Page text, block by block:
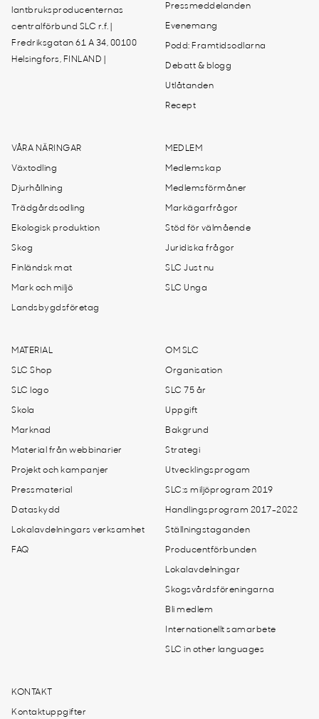
lantbruksproducenternas
centralförbund SLC r.f. |
Fredriksgatan 61 A 34, 00100
Helsingfors, FINLAND |
Pressmeddelanden
Evenemang
Podd: Framtidsodlarna
Debatt & blogg
Utlåtanden
Recept
VÅRA NÄRINGAR
Växtodling
Djurhållning
Trädgårdsodling
Ekologisk produktion
Skog
Finländsk mat
Mark och miljö
Landsbygdsföretag
MEDLEM
Medlemskap
Medlemsförmåner
Markägarfrågor
Stöd för välmående
Juridiska frågor
SLC Just nu
SLC Unga
MATERIAL
SLC Shop
SLC logo
Skola
Marknad
Material från webbinarier
Projekt och kampanjer
Pressmaterial
Dataskydd
Lokalavdelningars verksamhet
FAQ
OM SLC
Organisation
SLC 75 år
Uppgift
Bakgrund
Strategi
Utvecklingsprogam
SLC:s miljöprogram 2019
Handlingsprogram 2017-2022
Ställningstaganden
Producentförbunden
Lokalavdelningar
Skogsvårdsföreningarna
Bli medlem
Internationellt samarbete
SLC in other languages
KONTAKT
Kontaktuppgifter